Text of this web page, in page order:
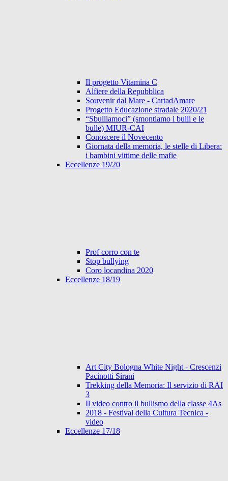
Il progetto Vitamina C
Alfiere della Repubblica
Souvenir dal Mare - CartadAmare
Progetto Educazione stradale 2020/21
“Sbulliamoci” (smontiamo i bulli e le
bulle) MIUR-CAI
Conoscere il Novecento
Giornata della memoria, le stelle di Libera:
i bambini vittime delle mafie
Eccellenze 19/20
Prof corro con te
Stop bullying
Coro locandina 2020
Eccellenze 18/19
Art City Bologna White Night - Crescenzi
Pacinotti Sirani
Trekking della Memoria: Il servizio di RAI
3
Il video contro il bullismo della classe 4As
2018 - Festival della Cultura Tecnica -
video
Eccellenze 17/18